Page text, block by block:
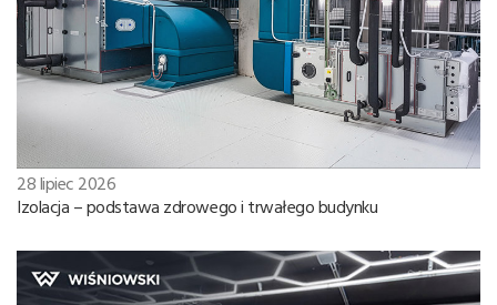
28 lipiec 2026
Izolacja – podstawa zdrowego i trwałego budynku